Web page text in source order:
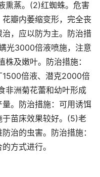
熏蒸。(2)红蜘蛛。危害
瓣内萎缩变形，完全丧
，应以防为主。防治措
光3000倍液喷施，注意
及嫩叶。防治措施：
1500倍液、潜克2000倍
非洲菊花蕾和幼叶形成
。防治措施：可用诱饵
苗床效果较好。(5)老
治的虫害。防治措施：
方式进行。